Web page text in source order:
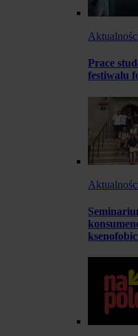
Prace
festiwalu